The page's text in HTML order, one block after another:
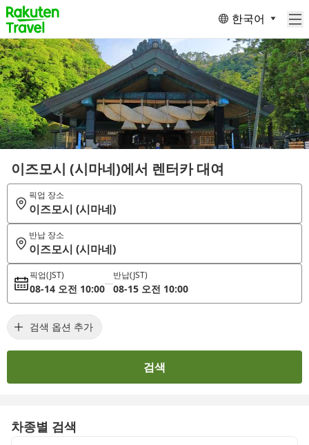
한국어
이즈모시 (시마네)에서 렌터카 대여
픽업 장소
이즈모시 (시마네)
반납 장소
이즈모시 (시마네)
픽업(JST)
08-14 오전 10:00
반납(JST)
08-15 오전 10:00
검색 옵션 추가
검색
차종별 검색